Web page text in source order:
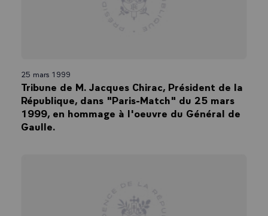
25 mars 1999
Tribune de M. Jacques Chirac, Président de la
République, dans "Paris-Match" du 25 mars
1999, en hommage à l'oeuvre du Général de
Gaulle.